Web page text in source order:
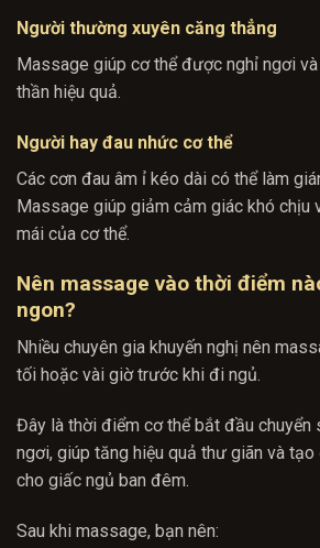
Người thường xuyên căng thẳng
Massage giúp cơ thể được nghỉ ngơi
thần hiệu quả.
Người hay đau nhức cơ thể
Các cơn đau âm ỉ kéo dài có thể làm
Massage giúp giảm cảm giác khó chịu
mái của cơ thể.
Nên massage vào thời điểm
ngon?
Nhiều chuyên gia khuyến nghị nên
tối hoặc vài giờ trước khi đi ngủ.
Đây là thời điểm cơ thể bắt đầu chuyển
ngơi, giúp tăng hiệu quả thư giãn và
cho giấc ngủ ban đêm.
Sau khi massage, bạn nên: